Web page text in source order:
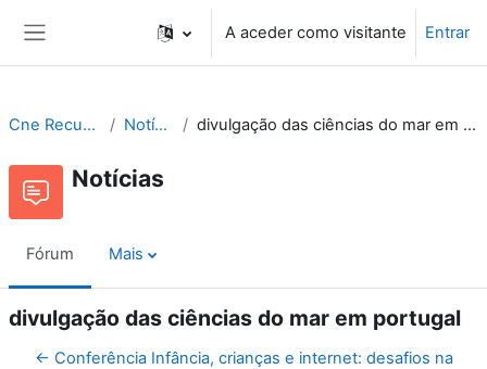
A aceder como visitante Entrar
Cne Recursos Notícias divulgação das ciências do mar em portugal
Notícias
Fórum Mais
divulgação das ciências do mar em portugal
← Conferência Infância, crianças e internet: desafios na